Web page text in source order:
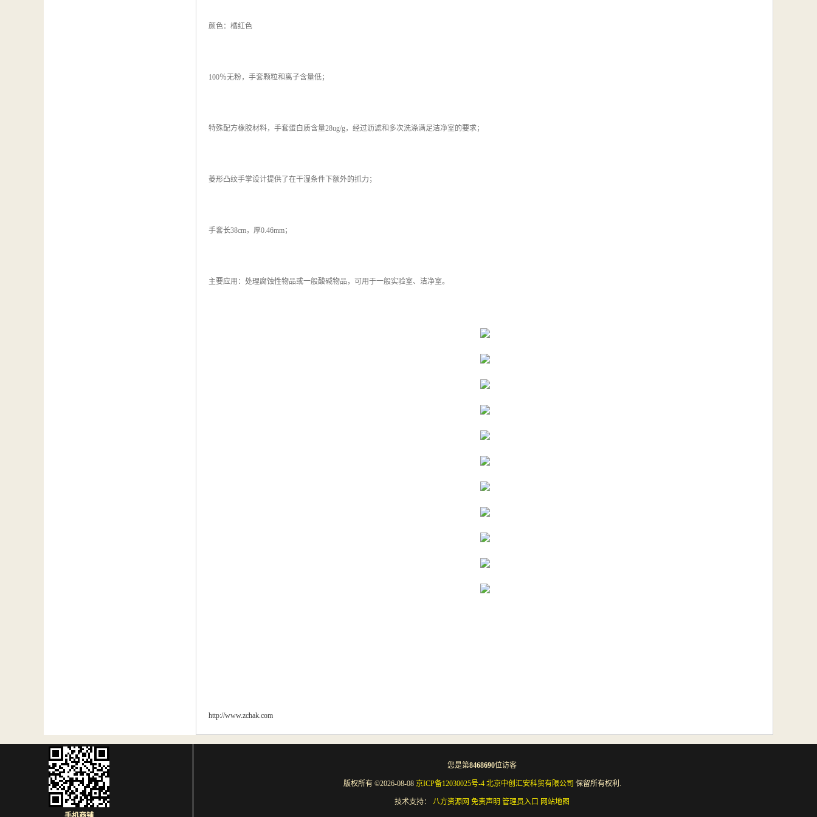
颜色：橘红色
100％无粉，手套颗粒和离子含量低；
特殊配方橡胶材料，手套蛋白质含量28ug/g，经过沥滤和多次洗涤满足洁净室的要求；
菱形凸纹手掌设计提供了在干湿条件下额外的抓力；
手套长38cm，厚0.46mm；
主要应用：处理腐蚀性物品或一般酸碱物品，可用于一般实验室、洁净室。
http://www.zchak.com
您是第8468690位访客
版权所有 ©2026-08-08 京ICP备12030025号-4 北京中创汇安科贸有限公司 保留所有权利.
技术支持： 八方资源网 免责声明 管理员入口 网站地图